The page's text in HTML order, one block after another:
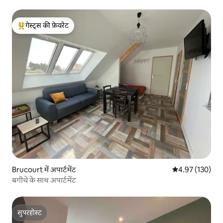
गेस्ट्स का टॉप फ़ेवरेट
गेस्ट्स की फ़ेवरेट
Brucourt में अपार्टमेंट औसत रेटिंग 5 में से
4.97 (130)
बगीचे के साथ अपार्टमेंट
सुपरहोस्ट
सुपरहोस्ट